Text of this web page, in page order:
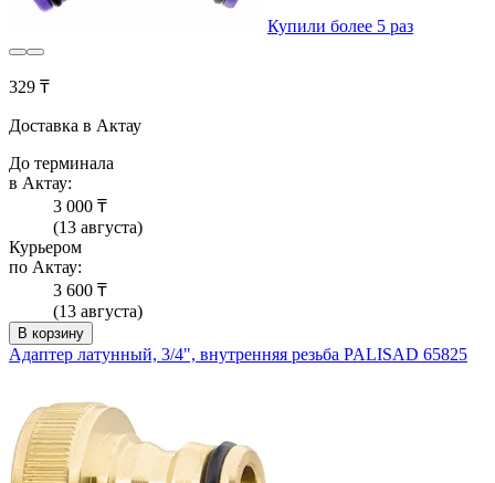
Купили более 5 раз
329 ₸
Доставка в Актау
До терминала
в Актау:
3 000 ₸
(13 августа)
Курьером
по Актау:
3 600 ₸
(13 августа)
В корзину
Адаптер латунный, 3/4", внутренняя резьба PALISAD 65825